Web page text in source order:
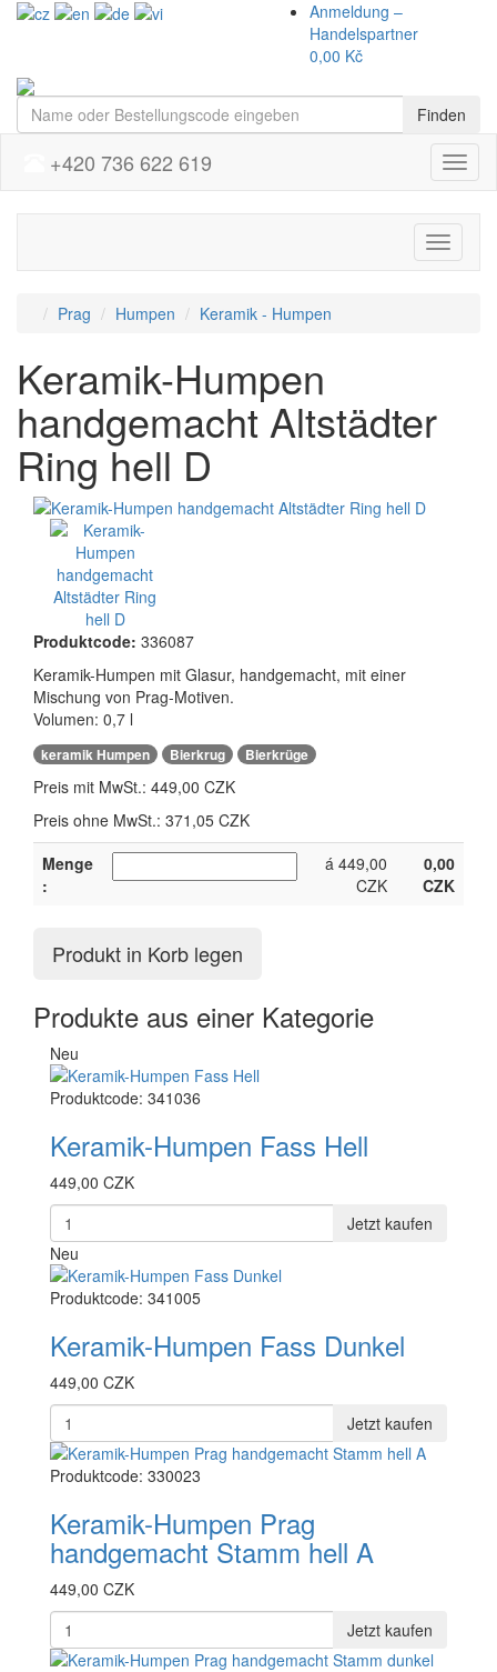
Anmeldung –
Handelspartner
0,00 Kč
Finden
Menu
+420 736 622 619
navigaci
Prag Humpen Keramik - Humpen
Keramik-Humpen
handgemacht Altstädter
Ring hell D
Produktcode: 336087
Keramik-Humpen mit Glasur, handgemacht, mit einer
Mischung von Prag-Motiven.
Volumen: 0,7 l
keramik Humpen , Bierkrug , Bierkrüge
Preis mit MwSt.: 449,00 CZK
Preis ohne MwSt.: 371,05 CZK
Menge
:
á 449,00
CZK
0,00
CZK
Produkt in Korb legen
Produkte aus einer Kategorie
Neu
Produktcode: 341036
Keramik-Humpen Fass Hell
449,00 CZK
Jetzt kaufen
Neu
Produktcode: 341005
Keramik-Humpen Fass Dunkel
449,00 CZK
Jetzt kaufen
Produktcode: 330023
Keramik-Humpen Prag
handgemacht Stamm hell A
449,00 CZK
Jetzt kaufen